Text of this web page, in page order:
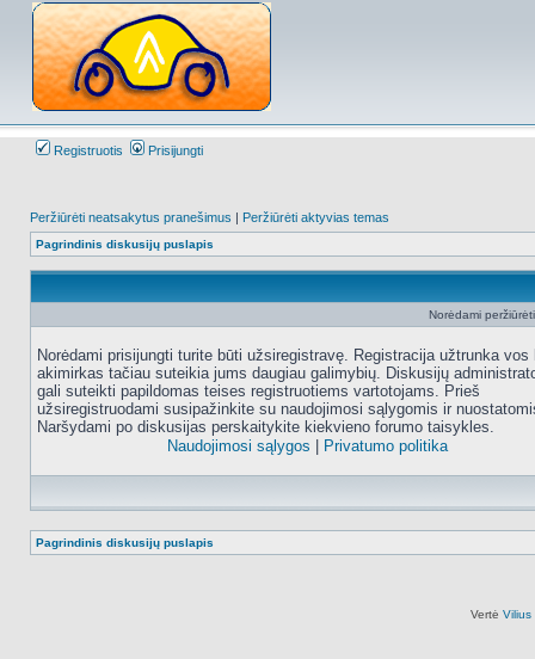
Registruotis Prisijungti
Peržiūrėti neatsakytus pranešimus | Peržiūrėti aktyvias temas
Pagrindinis diskusijų puslapis
Norėdami
Norėdami prisijungti turite būti užsiregistravę. Registracija užtrunka vos
akimirkas tačiau suteikia jums daugiau galimybių. Diskusijų
gali suteikti papildomas teises registruotiems vartotojams. Prieš
užsiregistruodami susipažinkite su naudojimosi sąlygomis ir
Naršydami po diskusijas perskaitykite kiekvieno forumo taisykles.
Naudojimosi sąlygos
Privatumo politika
Pagrindinis diskusijų puslapis
Vertė Vilius